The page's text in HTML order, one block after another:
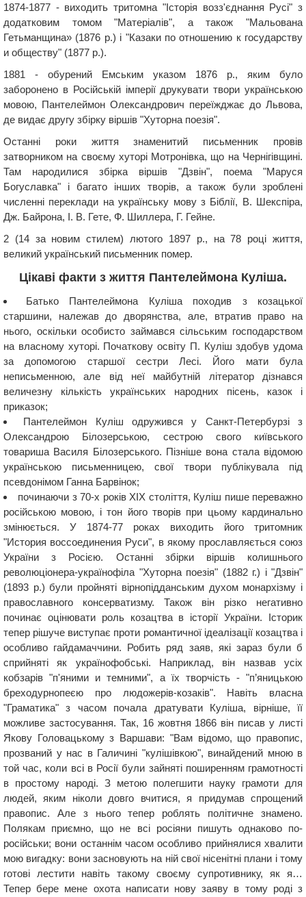
1874-1877 - виходить тритомна "Історія возз'єднання Русі" з
додатковим томом "Матеріалів", а також "Мальована
Гетьманщина» (1876 р.) і "Казаки по отношению к государству
и обществу" (1877 р.).
1881 - обурений Емським указом 1876 р., яким було
заборонено в Російській імперії друкувати твори українською
мовою, Пантелеймон Олександрович переїжджає до Львова,
де видає другу збірку віршів "Хуторна поезія".
Останні роки життя знаменитий письменник провів
затворником на своєму хуторі Мотронівка, що на Чернігівщині.
Там народилися збірка віршів "Дзвін", поема "Маруся
Богуславка" і багато інших творів, а також були зроблені
численні переклади на українську мову з Біблії, В. Шекспіра,
Дж. Байрона, І. В. Гете, Ф. Шиллера, Г. Гейне.
2 (14 за новим стилем) лютого 1897 р., на 78 році життя,
великий український письменник помер.
Цікаві факти з життя Пантелеймона Куліша.
Батько Пантелеймона Куліша походив з козацької
старшини, належав до дворянства, але, втратив право на
нього, оскільки особисто займався сільським господарством
на власному хуторі. Початкову освіту П. Куліш здобув удома
за допомогою старшої сестри Лесі. Його мати була
неписьменною, але від неї майбутній літератор дізнався
величезну кількість українських народних пісень, казок і
приказок;
Пантелеймон Куліш одружився у Санкт-Петербурзі з
Олександрою Білозерською, сестрою свого київського
товариша Василя Білозерського. Пізніше вона стала відомою
українською письменницею, свої твори публікувала під
псевдонімом Ганна Барвінок;
починаючи з 70-х років XIX століття, Куліш пише переважно
російською мовою, і тон його творів при цьому кардинально
змінюється. У 1874-77 роках виходить його тритомник
"История воссоединения Руси", в якому прославляється союз
України з Росією. Останні збірки віршів колишнього
революціонера-українофіла "Хуторна поезія" (1882 г.) і "Дзвін"
(1893 р.) були пройняті вірнопідданським духом монархізму і
православного консерватизму. Також він різко негативно
починає оцінювати роль козацтва в історії України. Історик
тепер рішуче виступає проти романтичної ідеалізації козацтва і
особливо гайдамаччини. Робить ряд заяв, які зараз були б
сприйняті як українофобські. Наприклад, він назвав усіх
кобзарів "п'яними и темними", а їх творчість - "п’яницькою
бреходурнопеєю про людожерів-козаків". Навіть власна
"Граматика" з часом почала дратувати Куліша, вірніше, її
можливе застосування. Так, 16 жовтня 1866 він писав у листі
Якову Головацькому з Варшави: "Вам відомо, що правопис,
прозваний у нас в Галичині "кулішівкою", винайдений мною в
той час, коли всі в Росії були зайняті поширенням грамотності
в простому народі. З метою полегшити науку грамоти для
людей, яким ніколи довго вчитися, я придумав спрощений
правопис. Але з нього тепер роблять політичне знамено.
Полякам приємно, що не всі росіяни пишуть однаково по-
російськи; вони останнім часом особливо прийнялися хвалити
мою вигадку: вони засновують на ній свої нісенітні плани і тому
готові лестити навіть такому своєму супротивнику, як я…
Тепер бере мене охота написати нову заяву в тому роді з